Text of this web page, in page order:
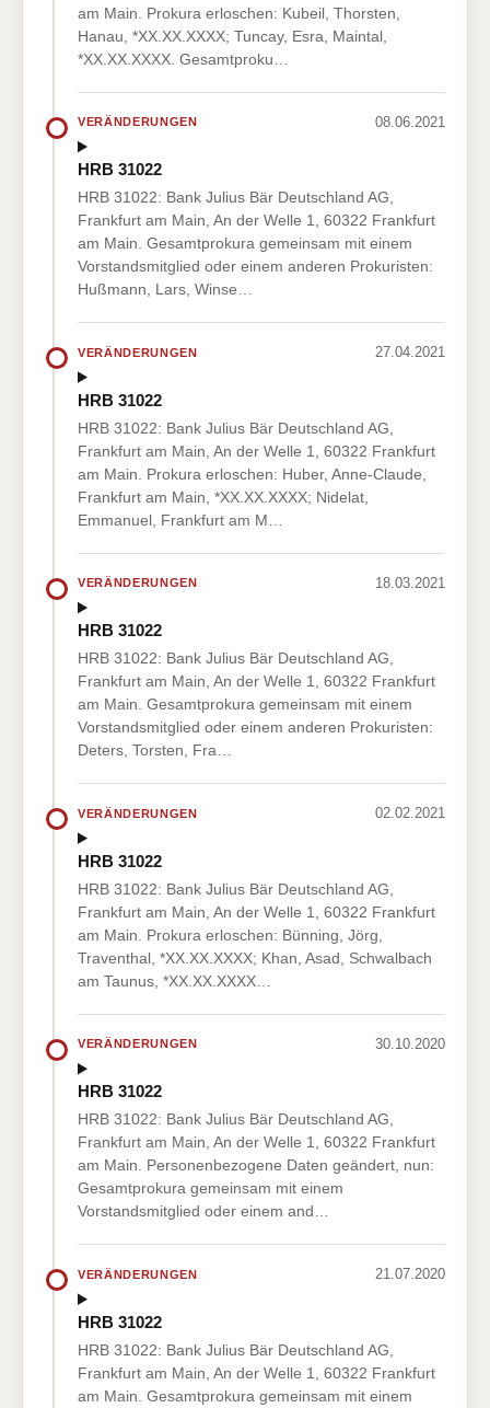
am Main. Prokura erloschen: Kubeil, Thorsten,
Hanau, *XX.XX.XXXX; Tuncay, Esra, Maintal,
*XX.XX.XXXX. Gesamtproku…
VERÄNDERUNGEN 08.06.2021
HRB 31022
HRB 31022: Bank Julius Bär Deutschland AG,
Frankfurt am Main, An der Welle 1, 60322 Frankfurt
am Main. Gesamtprokura gemeinsam mit einem
Vorstandsmitglied oder einem anderen Prokuristen:
Hußmann, Lars, Winse…
VERÄNDERUNGEN 27.04.2021
HRB 31022
HRB 31022: Bank Julius Bär Deutschland AG,
Frankfurt am Main, An der Welle 1, 60322 Frankfurt
am Main. Prokura erloschen: Huber, Anne-Claude,
Frankfurt am Main, *XX.XX.XXXX; Nidelat,
Emmanuel, Frankfurt am M…
VERÄNDERUNGEN 18.03.2021
HRB 31022
HRB 31022: Bank Julius Bär Deutschland AG,
Frankfurt am Main, An der Welle 1, 60322 Frankfurt
am Main. Gesamtprokura gemeinsam mit einem
Vorstandsmitglied oder einem anderen Prokuristen:
Deters, Torsten, Fra…
VERÄNDERUNGEN 02.02.2021
HRB 31022
HRB 31022: Bank Julius Bär Deutschland AG,
Frankfurt am Main, An der Welle 1, 60322 Frankfurt
am Main. Prokura erloschen: Bünning, Jörg,
Traventhal, *XX.XX.XXXX; Khan, Asad, Schwalbach
am Taunus, *XX.XX.XXXX…
VERÄNDERUNGEN 30.10.2020
HRB 31022
HRB 31022: Bank Julius Bär Deutschland AG,
Frankfurt am Main, An der Welle 1, 60322 Frankfurt
am Main. Personenbezogene Daten geändert, nun:
Gesamtprokura gemeinsam mit einem
Vorstandsmitglied oder einem and…
VERÄNDERUNGEN 21.07.2020
HRB 31022
HRB 31022: Bank Julius Bär Deutschland AG,
Frankfurt am Main, An der Welle 1, 60322 Frankfurt
am Main. Gesamtprokura gemeinsam mit einem